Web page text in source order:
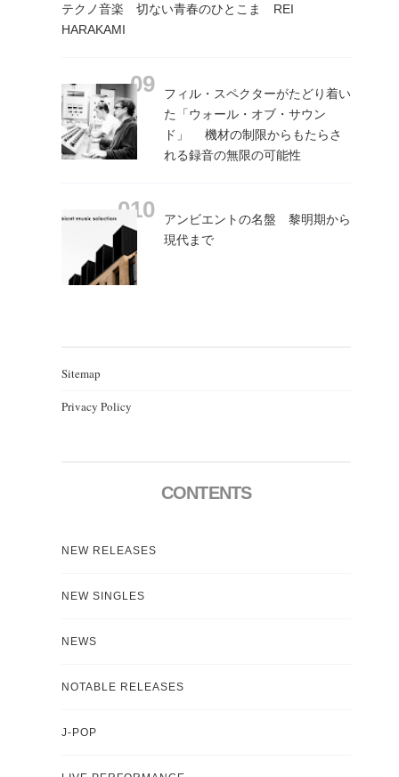
テクノ音楽 切ない青春のひとこま REI
HARAKAMI
フィル・スペクターがたどり着い
た「ウォール・オブ・サウン
ド」 機材の制限からもたらさ
れる録音の無限の可能性
アンビエントの名盤 黎明期から
現代まで
Sitemap
Privacy Policy
CONTENTS
NEW RELEASES
NEW SINGLES
NEWS
NOTABLE RELEASES
J-POP